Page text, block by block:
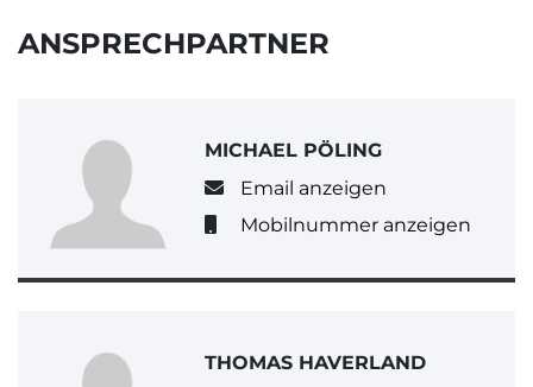
ANSPRECHPARTNER
MICHAEL PÖLING
Email anzeigen
Mobilnummer anzeigen
THOMAS HAVERLAND